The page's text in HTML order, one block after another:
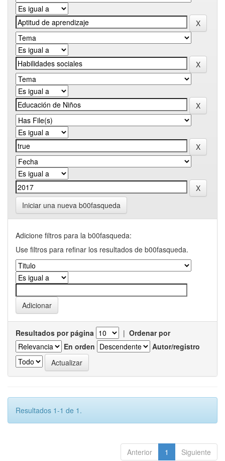
Iniciar una nueva b00fasqueda
Adicione filtros para la b00fasqueda:
Use filtros para refinar los resultados de b00fasqueda.
Resultados por página | Ordenar por
En orden
Autor/registro
Resultados 1-1 de 1.
Anterior 1 Siguiente